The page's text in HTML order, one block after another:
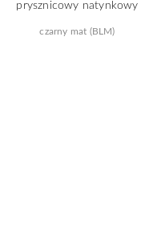
prysznicowy natynkowy
czarny mat (BLM)